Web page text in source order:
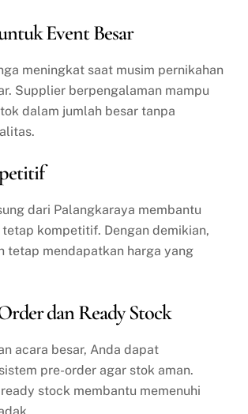
Event Besar
meningkat saat musim pernikahan
Supplier berpengalaman mampu
dalam jumlah besar tanpa
dari Palangkaraya membantu
kompetitif. Dengan demikian,
tetap mendapatkan harga yang
dan Ready Stock
acara besar, Anda dapat
pre-order agar stok aman.
stock membantu memenuhi